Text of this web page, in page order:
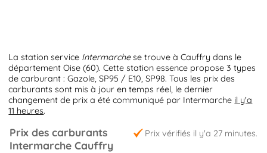
La station service Intermarchese trouve à Cauffry dans le
département Oise (60). Cette station essence propose 3 types
de carburant : Gazole, SP95 / E10, SP98. Tous les prix des
carburants sont mis à jour en temps réel, le dernier
changement de prix a été communiqué par Intermarche il y'a
11 heures.
Prix vérifiés il y'a 27 minutes.
Prix des carburants
Intermarche Cauffry